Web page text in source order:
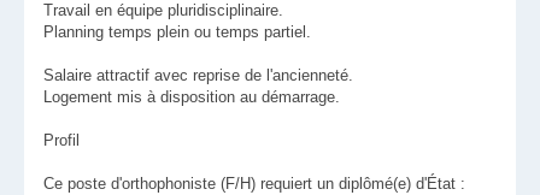
Travail en équipe pluridisciplinaire.
Planning temps plein ou temps partiel.
Salaire attractif avec reprise de l'ancienneté.
Logement mis à disposition au démarrage.
Profil
Ce poste d'orthophoniste (F/H) requiert un diplômé(e) d'État :